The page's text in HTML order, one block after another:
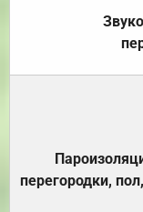
перегородки,